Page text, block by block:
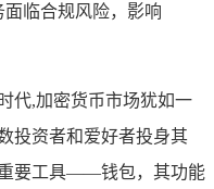
临合规风险，影响
代,加密货币市场犹如一
投资者和爱好者投身其
要工具——钱包，其功能